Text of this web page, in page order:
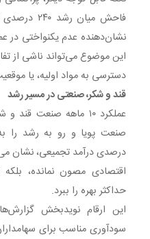
نشان‌دهنده عدم یکنواختی
این موضوع می‌تواند ناشی از
دسترسی به مواد اولیه، یا
قند و شکر، صنعتی در مسیر رشد
درصدی درآمد تجمیعی، نشان
اقتصادی مصون نمانده،
حداکثر بهره را ببرد.
این ارقام نویدبخش
سودآوری مناسب برای